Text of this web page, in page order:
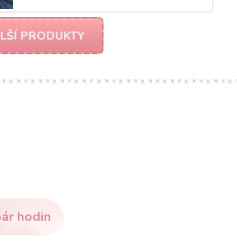
PRODUKTY
hodin